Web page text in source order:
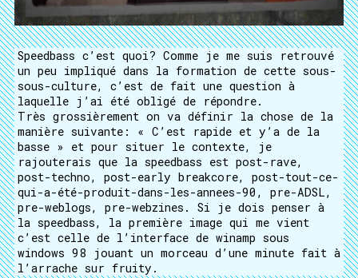
Speedbass c’est quoi? Comme je me suis retrouvé
un peu impliqué dans la formation de cette sous-
sous-culture, c’est de fait une question à
laquelle j’ai été obligé de répondre.
Très grossièrement on va définir la chose de la
manière suivante: « C’est rapide et y’a de la
basse » et pour situer le contexte, je
rajouterais que la speedbass est post-rave,
post-techno, post-early breakcore, post-tout-ce-
qui-a-été-produit-dans-les-annees-90, pre-ADSL,
pre-weblogs, pre-webzines. Si je dois penser à
la speedbass, la première image qui me vient
c’est celle de l’interface de winamp sous
windows 98 jouant un morceau d’une minute fait à
l’arrache sur fruity.